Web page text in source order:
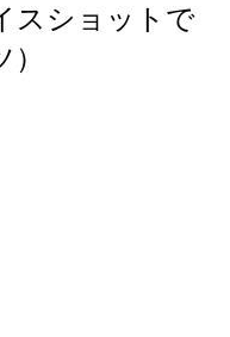
スショットで